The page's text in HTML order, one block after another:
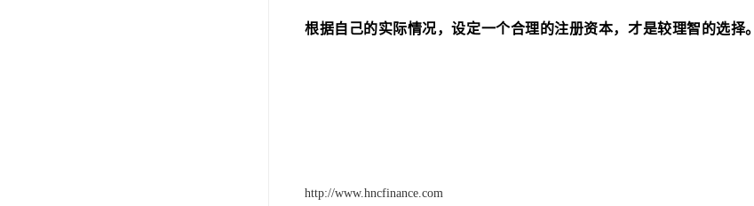
根据自己的实际情况，设定一个合理的注册资本，才是较理智的选择。
http://www.hncfinance.com